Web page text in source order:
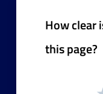
How clear
this page?